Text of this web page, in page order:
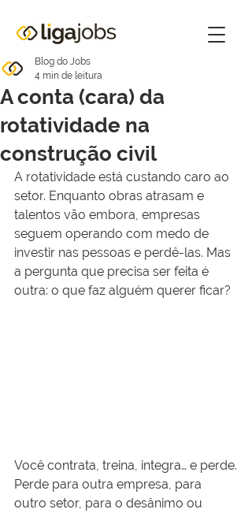
A conta (cara) da
rotatividade na
construção civil
Blog do Jobs
4 min de leitura
A rotatividade está custando caro ao
setor. Enquanto obras atrasam e
talentos vão embora, empresas
seguem operando com medo de
investir nas pessoas e perdê-las. Mas
a pergunta que precisa ser feita é
outra: o que faz alguém querer ficar?
Você contrata, treina, integra… e perde.
Perde para outra empresa, para
outro setor, para o desânimo ou